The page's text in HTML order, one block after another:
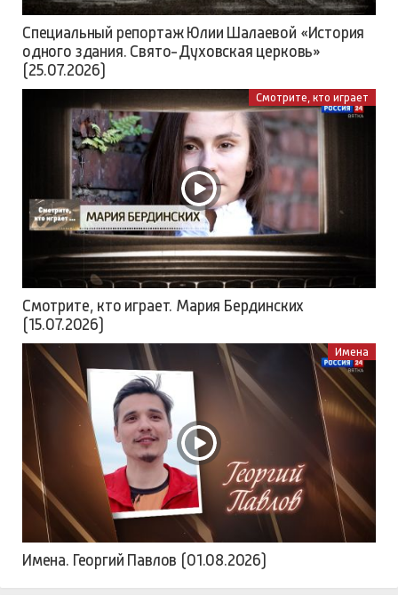
Специальный репортаж Юлии Шалаевой «История
одного здания. Свято-Духовская церковь»
(25.07.2026)
Смотрите, кто играет
Смотрите, кто играет. Мария Бердинских
(15.07.2026)
Имена
Имена. Георгий Павлов (01.08.2026)